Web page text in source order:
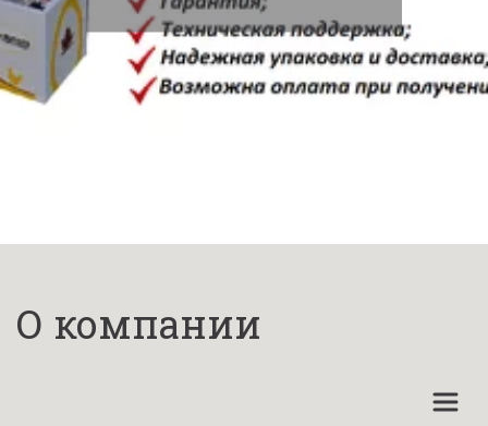
О компании